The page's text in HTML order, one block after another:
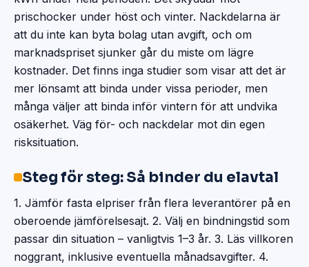
prischocker under höst och vinter. Nackdelarna är
att du inte kan byta bolag utan avgift, och om
marknadspriset sjunker går du miste om lägre
kostnader. Det finns inga studier som visar att det är
mer lönsamt att binda under vissa perioder, men
många väljer att binda inför vintern för att undvika
osäkerhet. Väg för- och nackdelar mot din egen
risksituation.
Steg för steg: Så binder du elavtal
1. Jämför fasta elpriser från flera leverantörer på en
oberoende jämförelsesajt. 2. Välj en bindningstid som
passar din situation – vanligtvis 1–3 år. 3. Läs villkoren
noggrant, inklusive eventuella månadsavgifter. 4.